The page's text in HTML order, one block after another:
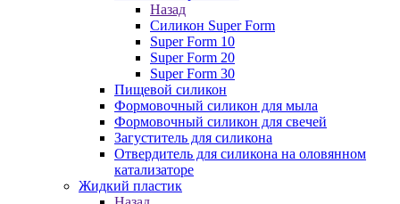
Назад
Силикон Super Form
Super Form 10
Super Form 20
Super Form 30
Пищевой силикон
Формовочный силикон для мыла
Формовочный силикон для свечей
Загуститель для силикона
Отвердитель для силикона на оловянном
катализаторе
Жидкий пластик